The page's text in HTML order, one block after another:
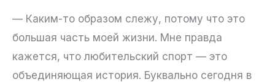
— Каким-то образом слежу, потому что это
большая часть моей жизни. Мне правда
кажется, что любительский спорт — это
объединяющая история. Буквально сегодня в